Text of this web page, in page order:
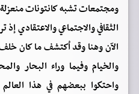
ومجتمعات تشبه كانتونات
الثقافي والاجتماعي والاعتقادي
الآن وهنا وقد اُكتشف ما كان
والخيام وفيما وراء البحار
واحتكوا ببعضهم في هذا